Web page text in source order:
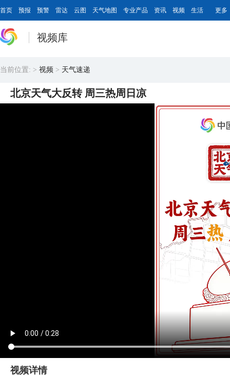
首页 预报 预警 雷达 云图 天气地图 专业产品 资讯 视频 生活 更多
视频库
当前位置: > 视频 > 天气速递
北京天气大反转 周三热周日凉
视频详情